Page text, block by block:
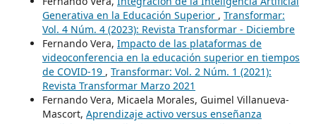
Generativa en la Educación Superior , Transformar:
Vol. 4 Núm. 4 (2023): Revista Transformar - Diciembre
Fernando Vera, Impacto de las plataformas de
videoconferencia en la educación superior en tiempos
de COVID-19 , Transformar: Vol. 2 Núm. 1 (2021):
Revista Transformar Marzo 2021
Fernando Vera, Micaela Morales, Guimel Villanueva-
Mascort, Aprendizaje activo versus enseñanza